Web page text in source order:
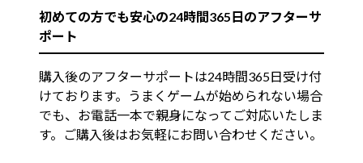
初めての方でも安心の24時間365日のアフターサ
ポート
購入後のアフターサポートは24時間365日受け付
けております。うまくゲームが始められない場合
でも、お電話一本で親身になってご対応いたしま
す。ご購入後はお気軽にお問い合わせください。